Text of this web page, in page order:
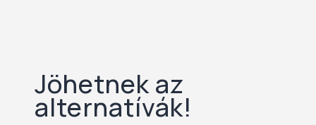
Jöhetnek az
alternatívák!